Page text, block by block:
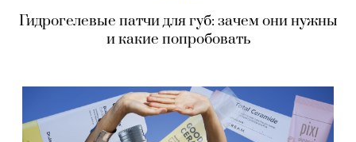
Гидрогелевые патчи для губ: зачем они нужны
и какие попробовать